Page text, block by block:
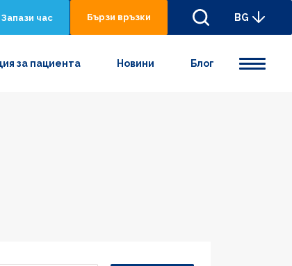
Запази час Бързи връзки BG
за пациента Новини Блог